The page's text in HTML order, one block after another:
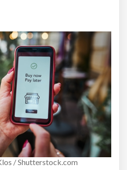
/ Shutterstock.com